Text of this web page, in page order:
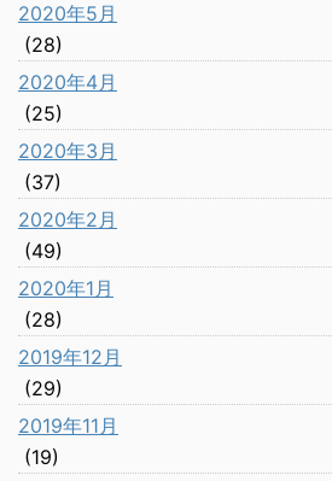
2020年5月
(28)
2020年4月
(25)
2020年3月
(37)
2020年2月
(49)
2020年1月
(28)
2019年12月
(29)
2019年11月
(19)